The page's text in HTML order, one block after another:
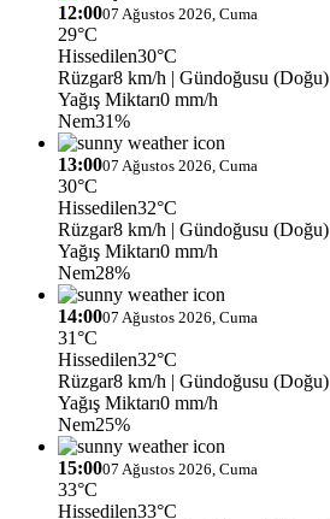
12:0007 Ağustos 2026, Cuma
29°C
Hissedilen30°C
Rüzgar8 km/h | Gündoğusu (Doğu)
Yağış Miktarı0 mm/h
Nem31%
13:0007 Ağustos 2026, Cuma
30°C
Hissedilen32°C
Rüzgar8 km/h | Gündoğusu (Doğu)
Yağış Miktarı0 mm/h
Nem28%
14:0007 Ağustos 2026, Cuma
31°C
Hissedilen32°C
Rüzgar8 km/h | Gündoğusu (Doğu)
Yağış Miktarı0 mm/h
Nem25%
15:0007 Ağustos 2026, Cuma
33°C
Hissedilen33°C